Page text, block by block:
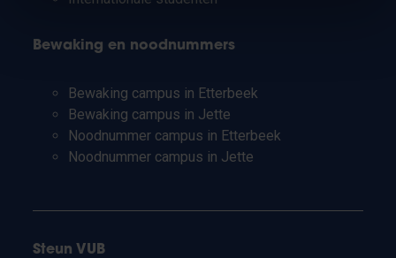
Bewaking en noodnummers
Bewaking campus in Etterbeek
Bewaking campus in Jette
Noodnummer campus in Etterbeek
Noodnummer campus in Jette
Steun VUB